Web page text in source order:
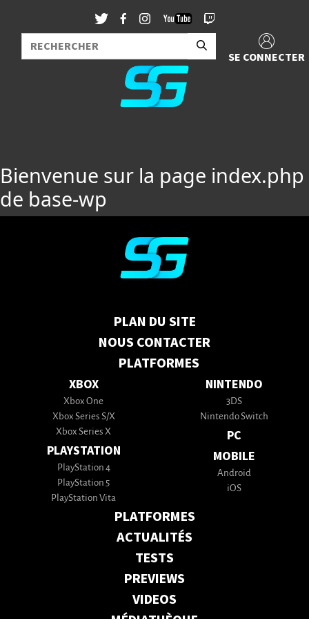
SE CONNECTER
Bienvenue sur la page index.php
de base-wp
PLAN DU SITE
NOUS CONTACTER
PLATFORMES
XBOX
Xbox One
Xbox Series S/X
Xbox Series X
PLAYSTATION
PlayStation 4
PlayStation 5
PlayStation Vita
NINTENDO
3DS
Nintendo Switch
PC
MOBILE
Android
iOS
PLATFORMES
ACTUALITÉS
TESTS
PREVIEWS
VIDEOS